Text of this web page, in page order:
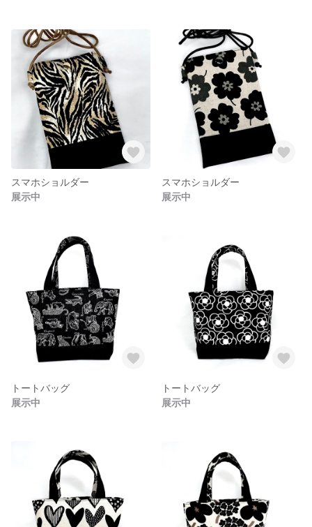
スマホショルダー
展示中
スマホショルダー
展示中
トートバッグ
展示中
トートバッグ
展示中